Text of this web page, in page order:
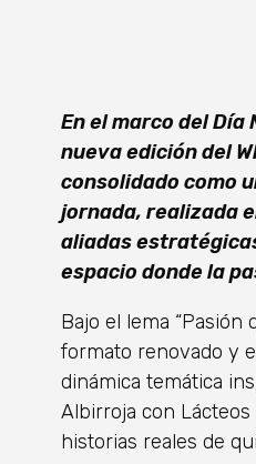
En el marco del
nueva edición del
consolidado como
jornada, realizada
aliadas
espacio donde la
Bajo el lema “Pasión
formato renovado y
dinámica temática
Albirroja con
historias reales de